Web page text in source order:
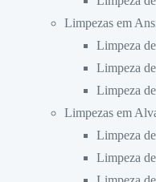
Limpezas em
Limpeza
Limpeza
Limpeza
Limpezas em
Limpeza
Limpeza